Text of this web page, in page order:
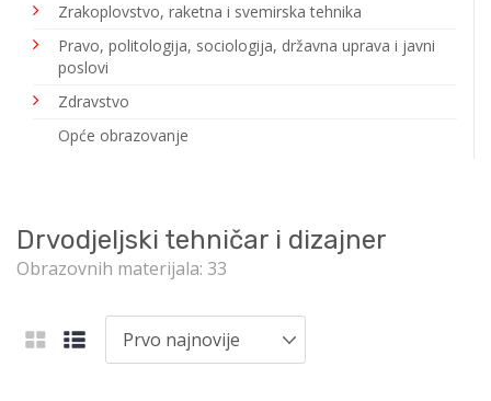
Zrakoplovstvo, raketna i svemirska tehnika
Pravo, politologija, sociologija, državna uprava i javni
poslovi
Zdravstvo
Opće obrazovanje
Drvodjeljski tehničar i dizajner
Obrazovnih materijala: 33